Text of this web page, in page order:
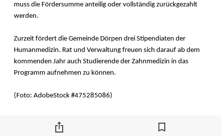
muss die Fördersumme anteilig oder vollständig zurückgezahlt
werden.
Zurzeit fördert die Gemeinde Dörpen drei Stipendiaten der
Humanmedizin. Rat und Verwaltung freuen sich darauf ab dem
kommenden Jahr auch Studierende der Zahnmedizin in das
Programm aufnehmen zu können.
(Foto: AdobeStock #475285086)